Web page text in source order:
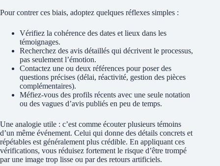
Pour contrer ces biais, adoptez quelques réflexes simples :
Vérifiez la cohérence des dates et lieux dans les
témoignages.
Recherchez des avis détaillés qui décrivent le processus,
pas seulement l’émotion.
Contactez une ou deux références pour poser des
questions précises (délai, réactivité, gestion des pièces
complémentaires).
Méfiez-vous des profils récents avec une seule notation
ou des vagues d’avis publiés en peu de temps.
Une analogie utile : c’est comme écouter plusieurs témoins
d’un même événement. Celui qui donne des détails concrets et
répétables est généralement plus crédible. En appliquant ces
vérifications, vous réduisez fortement le risque d’être trompé
par une image trop lisse ou par des retours artificiels.